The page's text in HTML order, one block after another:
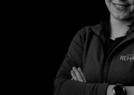
Marie